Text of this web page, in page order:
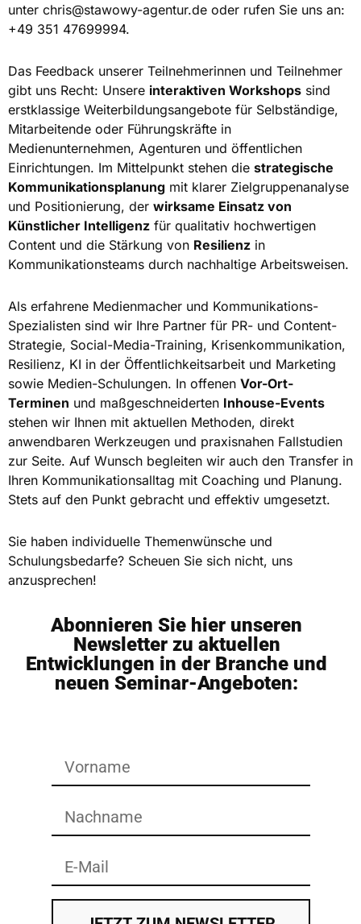
unter chris@stawowy-agentur.de oder rufen Sie uns an:
+49 351 47699994.
Das Feedback unserer Teilnehmerinnen und Teilnehmer
gibt uns Recht: Unsere interaktiven Workshops sind
erstklassige Weiterbildungsangebote für Selbständige,
Mitarbeitende oder Führungskräfte in
Medienunternehmen, Agenturen und öffentlichen
Einrichtungen. Im Mittelpunkt stehen die strategische
Kommunikationsplanung mit klarer Zielgruppenanalyse
und Positionierung, der wirksame Einsatz von
Künstlicher Intelligenz für qualitativ hochwertigen
Content und die Stärkung von Resilienz in
Kommunikationsteams durch nachhaltige Arbeitsweisen.
Als erfahrene Medienmacher und Kommunikations-
Spezialisten sind wir Ihre Partner für PR- und Content-
Strategie, Social-Media-Training, Krisenkommunikation,
Resilienz, KI in der Öffentlichkeitsarbeit und Marketing
sowie Medien-Schulungen. In offenen Vor-Ort-
Terminen und maßgeschneiderten Inhouse-Events
stehen wir Ihnen mit aktuellen Methoden, direkt
anwendbaren Werkzeugen und praxisnahen Fallstudien
zur Seite. Auf Wunsch begleiten wir auch den Transfer in
Ihren Kommunikationsalltag mit Coaching und Planung.
Stets auf den Punkt gebracht und effektiv umgesetzt.
Sie haben individuelle Themenwünsche und
Schulungsbedarfe? Scheuen Sie sich nicht, uns
anzusprechen!
Abonnieren Sie hier unseren
Newsletter zu aktuellen
Entwicklungen in der Branche und
neuen Seminar-Angeboten: